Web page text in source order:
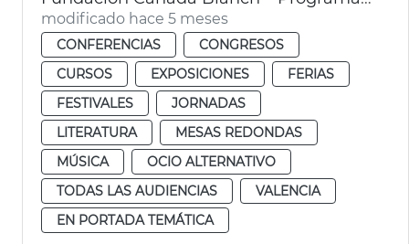
modificado hace 5 meses
CONFERENCIAS
CONGRESOS
CURSOS
EXPOSICIONES
FERIAS
FESTIVALES
JORNADAS
LITERATURA
MESAS REDONDAS
MÚSICA
OCIO ALTERNATIVO
TODAS LAS AUDIENCIAS
VALENCIA
EN PORTADA TEMÁTICA